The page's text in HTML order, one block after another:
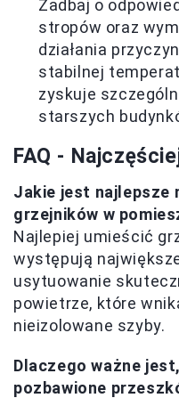
Zadbaj o
stropów oraz
działania
stabilnej
zyskuje
starszych
FAQ -
Jakie jest najlepsze
grzejników w
Najlepiej umieścić
występują
usytuowanie
powietrze, które
nieizolowane szyby.
Dlaczego ważne
pozbawione